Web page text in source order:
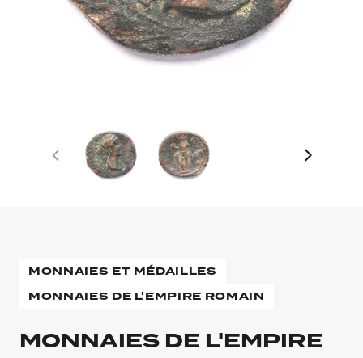
MONNAIES ET MÉDAILLES
MONNAIES DE L'EMPIRE ROMAIN
MONNAIES DE L'EMPIRE